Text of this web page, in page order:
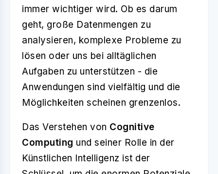
immer wichtiger wird. Ob es darum
geht, große Datenmengen zu
analysieren, komplexe Probleme zu
lösen oder uns bei alltäglichen
Aufgaben zu unterstützen - die
Anwendungen sind vielfältig und die
Möglichkeiten scheinen grenzenlos.
Das Verstehen von Cognitive
Computing und seiner Rolle in der
Künstlichen Intelligenz ist der